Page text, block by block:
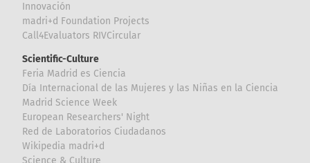
Innovación
madri+d Foundation Projects
Call4Evaluators RIVCircular
Scientific-Culture
Feria Madrid es Ciencia
Día Internacional de las Mujeres y las Niñas en la Ciencia
Madrid Science Week
European Researchers' Night
Red de Laboratorios Ciudadanos
Wikipedia madri+d
Science & Culture